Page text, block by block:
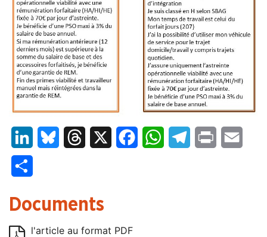
LinkedInBluesky Threads FacebookWhatsAppTelegram
Print
Documents
l'article au format PDF